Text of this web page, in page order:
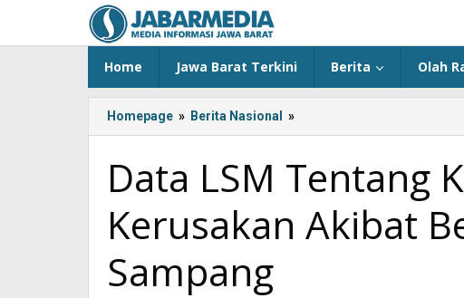
content
Home Jawa Barat Terkini Berita Olah
Homepage » Berita Nasional »
-:IN-
>Data
LSM
Tentang
Korban
Data LSM Tentang
Kerusakan Akibat
Sampang